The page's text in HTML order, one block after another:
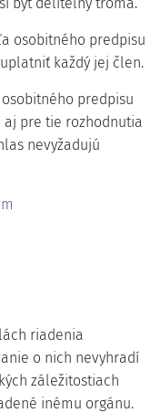
osobitného predpisu
každý jej člen.
predpisu
aj pre tie rozhodnutia
nevyžadujú
riadenia
o nich nevyhradí
záležitostiach
inému orgánu.